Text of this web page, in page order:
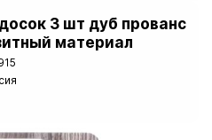
3 шт дуб прованс
материал